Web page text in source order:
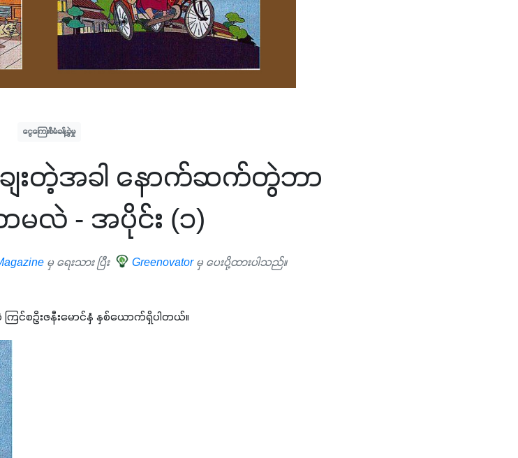
ငွေကြေးစီမံခန့်ခွဲမှု
ချေးတဲ့အခါ နောက်ဆက်တွဲဘာ
မလဲ - အပိုင်း (၁)
မှ ရေးသား ပြီး Greenovator မှ ပေးပို့ထားပါသည်။
င်စဦးဇနီးမောင်နှံ နှစ်ယောက်ရှိပါတယ်။